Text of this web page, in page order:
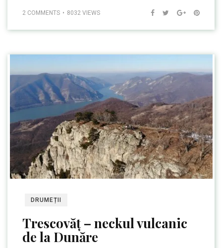
2 COMMENTS 8032 VIEWS
DRUMEȚII
Trescovăț – neckul vulcanic
de la Dunăre